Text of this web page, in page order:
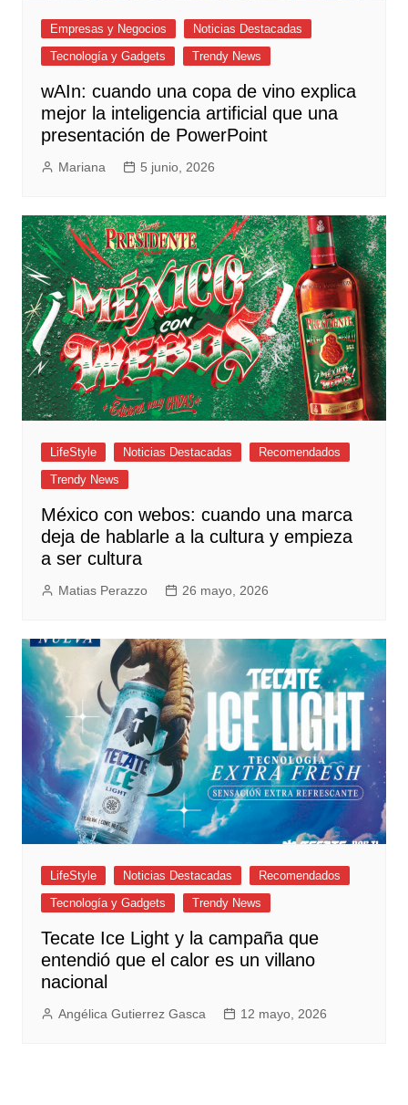
Empresas y Negocios
Noticias Destacadas
Tecnología y Gadgets
Trendy News
wAIn: cuando una copa de vino explica
mejor la inteligencia artificial que una
presentación de PowerPoint
Mariana 5 junio, 2026
LifeStyle Noticias Destacadas
Recomendados
Trendy News
México con webos: cuando una marca
deja de hablarle a la cultura y empieza
a ser cultura
Matias Perazzo 26 mayo, 2026
LifeStyle Noticias Destacadas
Recomendados
Tecnología y Gadgets
Trendy News
Tecate Ice Light y la campaña que
entendió que el calor es un villano
nacional
Angélica Gutierrez Gasca 12 mayo, 2026